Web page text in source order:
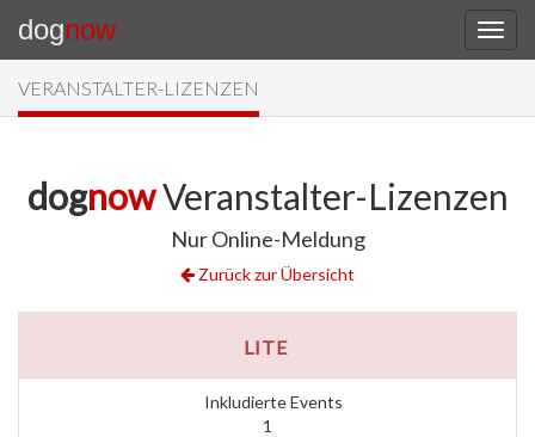
dognow
VERANSTALTER-LIZENZEN
dognowVeranstalter-Lizenzen
Nur Online-Meldung
Zurück zur Übersicht
LITE
Inkludierte Events
1